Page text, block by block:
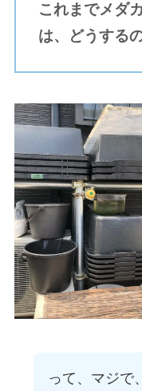
これまでメダ
は、どうする
って、マジで